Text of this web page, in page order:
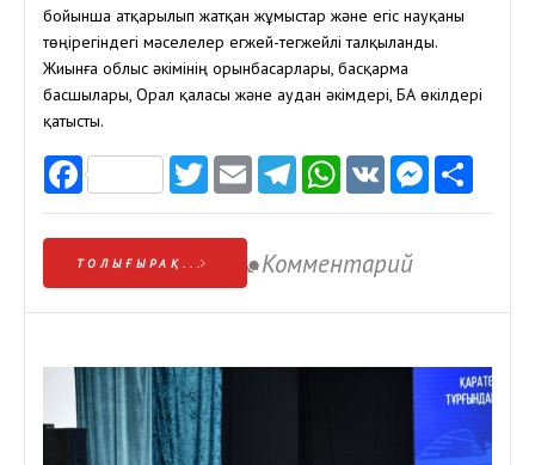
бойынша атқарылып жатқан жұмыстар және егіс науқаны
төңірегіндегі мәселелер егжей-тегжейлі талқыланды.
Жиынға облыс әкімінің орынбасарлары, басқарма
басшылары, Орал қаласы және аудан әкімдері, БАҚ өкілдері
қатысты.
FacebookTwitter
EmailTelegram
WhatsApp
VK
ТОЛЫҒЫРАҚ... Комментарий